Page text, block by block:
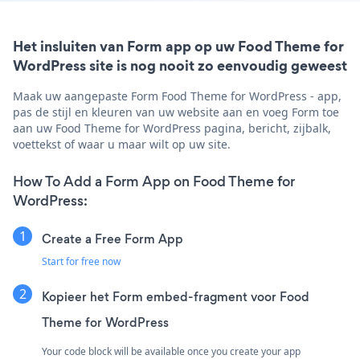
Het insluiten van Form app op uw Food Theme for
WordPress site is nog nooit zo eenvoudig geweest
Maak uw aangepaste Form Food Theme for WordPress - app,
pas de stijl en kleuren van uw website aan en voeg Form toe
aan uw Food Theme for WordPress pagina, bericht, zijbalk,
voettekst of waar u maar wilt op uw site.
How To Add a Form App on Food Theme for
WordPress:
Create a Free Form App
Start for free now
Kopieer het Form embed-fragment voor Food
Theme for WordPress
Your code block will be available once you create your app